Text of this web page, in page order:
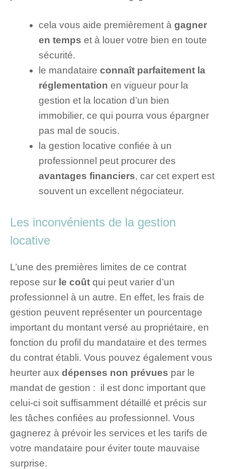
cela vous aide premièrement à gagner
en temps et à louer votre bien en toute
sécurité.
le mandataire connaît parfaitement la
réglementation en vigueur pour la
gestion et la location d’un bien
immobilier, ce qui pourra vous épargner
pas mal de soucis.
la gestion locative confiée à un
professionnel peut procurer des
avantages financiers, car cet expert est
souvent un excellent négociateur.
Les inconvénients de la gestion
locative
L’une des premières limites de ce contrat
repose sur le coût qui peut varier d’un
professionnel à un autre. En effet, les frais de
gestion peuvent représenter un pourcentage
important du montant versé au propriétaire, en
fonction du profil du mandataire et des termes
du contrat établi. Vous pouvez également vous
heurter aux dépenses non prévues par le
mandat de gestion : il est donc important que
celui-ci soit suffisamment détaillé et précis sur
les tâches confiées au professionnel. Vous
gagnerez à prévoir les services et les tarifs de
votre mandataire pour éviter toute mauvaise
surprise.